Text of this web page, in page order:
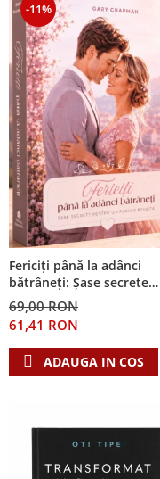
-11%
Fericiți până la adânci
bătrâneți: Șase secrete
pentru o căsnicie reușită
69,00 RON
61,41 RON
ADAUGA IN COS